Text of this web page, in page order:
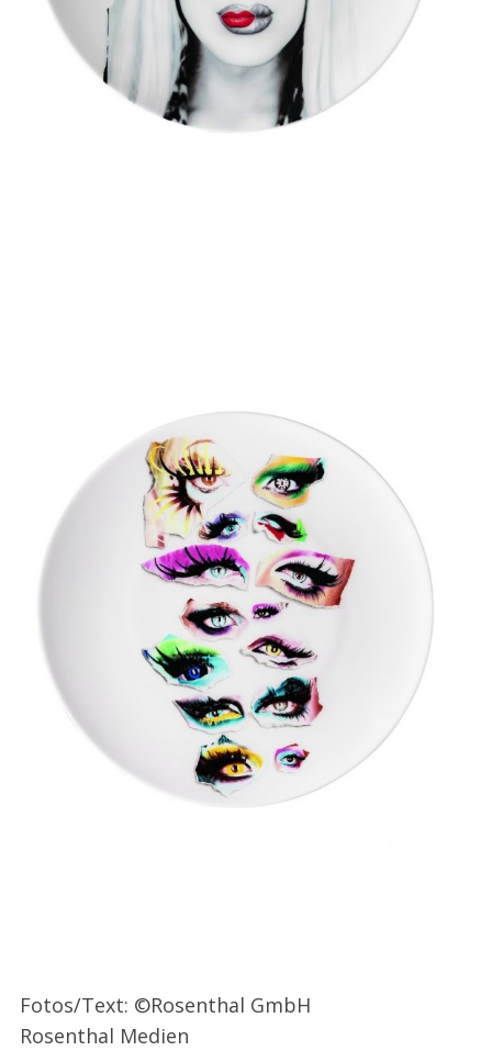
Fotos/Text: ©Rosenthal GmbH
Rosenthal Medien